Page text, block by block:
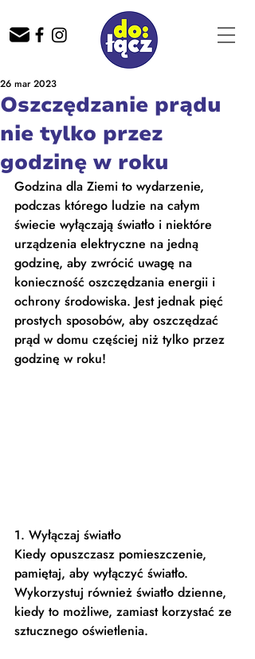
Oszczędzanie prądu
nie tylko przez
godzinę w roku
26 mar 2023
Godzina dla Ziemi to wydarzenie,
podczas którego ludzie na całym
świecie wyłączają światło i niektóre
urządzenia elektryczne na jedną
godzinę, aby zwrócić uwagę na
konieczność oszczędzania energii i
ochrony środowiska. Jest jednak pięć
prostych sposobów, aby oszczędzać
prąd w domu częściej niż tylko przez
godzinę w roku!
1. Wyłączaj światło
Kiedy opuszczasz pomieszczenie,
pamiętaj, aby wyłączyć światło.
Wykorzystuj również światło dzienne,
kiedy to możliwe, zamiast korzystać ze
sztucznego oświetlenia.